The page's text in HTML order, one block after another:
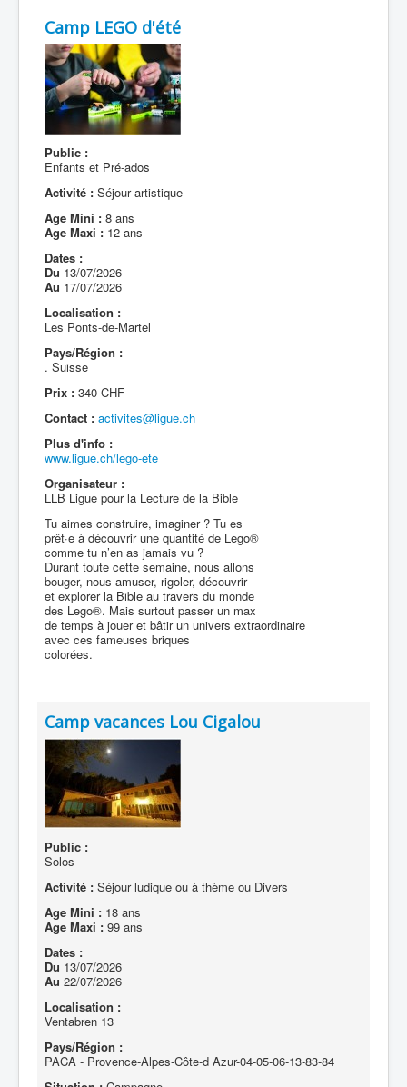
Camp LEGO d'été
Public :
Enfants et Pré-ados
Activité : Séjour artistique
Age Mini : 8 ans
Age Maxi : 12 ans
Dates :
Du 13/07/2026
Au 17/07/2026
Localisation :
Les Ponts-de-Martel
Pays/Région :
. Suisse
Prix : 340 CHF
Contact : activites@ligue.ch
Plus d'info :
www.ligue.ch/lego-ete
Organisateur :
LLB Ligue pour la Lecture de la Bible
Tu aimes construire, imaginer ? Tu es
prêt·e à découvrir une quantité de Lego®
comme tu n’en as jamais vu ?
Durant toute cette semaine, nous allons
bouger, nous amuser, rigoler, découvrir
et explorer la Bible au travers du monde
des Lego®. Mais surtout passer un max
de temps à jouer et bâtir un univers extraordinaire
avec ces fameuses briques
colorées.
Camp vacances Lou Cigalou
Public :
Solos
Activité : Séjour ludique ou à thème ou Divers
Age Mini : 18 ans
Age Maxi : 99 ans
Dates :
Du 13/07/2026
Au 22/07/2026
Localisation :
Ventabren 13
Pays/Région :
PACA - Provence-Alpes-Côte-d Azur-04-05-06-13-83-84